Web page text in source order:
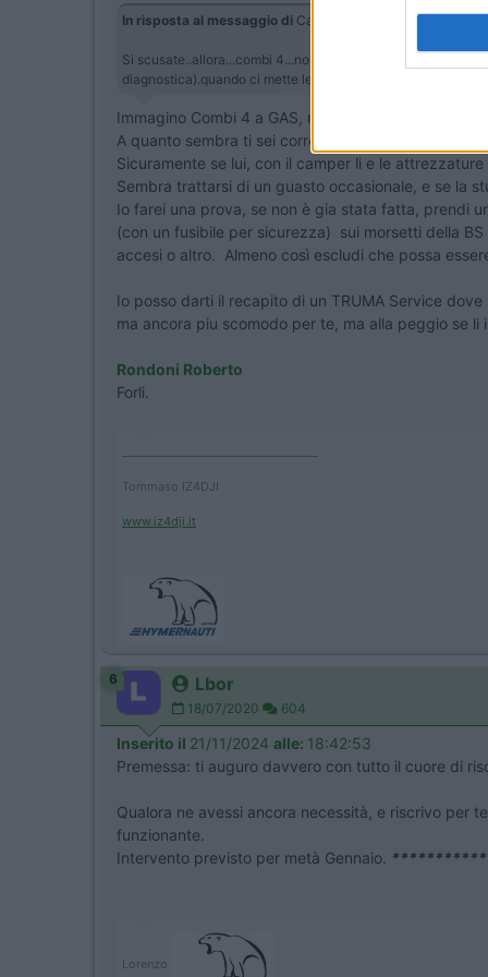
In risposta al messaggio di Castiglione 21/11/2024
Si scusate..allora...combi 4...non si accende ..la manopola
diagnostica).quando ci mette le mani funziona,provando in
Immagino Combi 4 a GAS, non Diesel altrimenti
A quanto sembra ti sei correttamente appoggiato
Sicuramente se lui, con il camper li e le
Sembra trattarsi di un guasto occasionale, e se la
Io farei una prova, se non è gia stata fatta, prendi
(con un fusibile per sicurezza) sui morsetti della
accesi o altro. Almeno così escludi che possa
Io posso darti il recapito di un TRUMA Service
ma ancora piu scomodo per te, ma alla peggio se li
Rondoni Roberto
Forli.
Tommaso IZ4DJI
www.iz4dji.it
6 Lbor
18/07/2020 604
Inserito il 21/11/2024 alle: 18:42:53
Premessa: ti auguro davvero con tutto il cuore di
Qualora ne avessi ancora necessità, e riscrivo per
funzionante.
Intervento previsto per metà Gennaio.
Lorenzo